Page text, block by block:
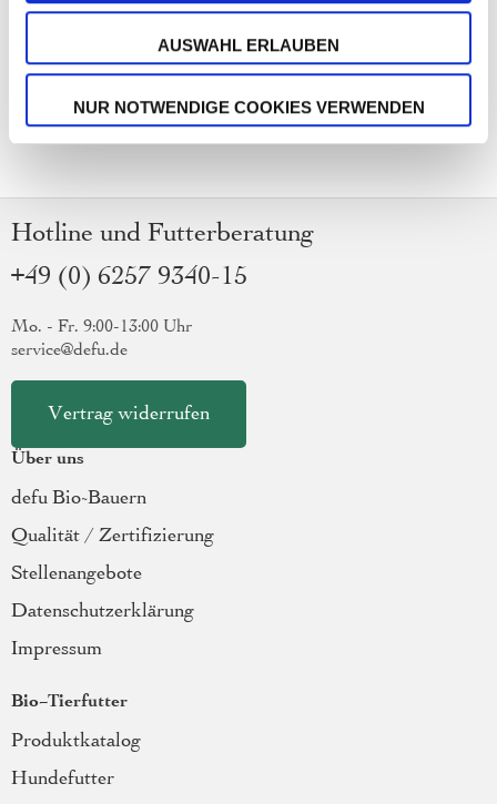
AUSWAHL ERLAUBEN
NUR NOTWENDIGE COOKIES VERWENDEN
Hotline und Futterberatung
+49 (0) 6257 9340-15
Mo. - Fr. 9:00-13:00 Uhr
service@defu.de
Vertrag widerrufen
Über uns
defu Bio-Bauern
Qualität / Zertifizierung
Stellenangebote
Datenschutzerklärung
Impressum
Bio-Tierfutter
Produktkatalog
Hundefutter